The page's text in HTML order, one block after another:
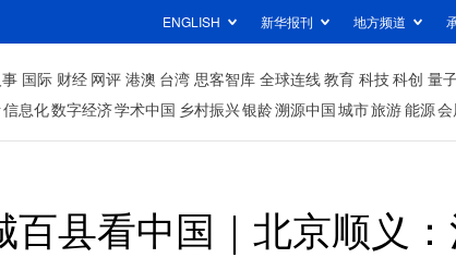
ENGLISH 新华报刊 地方频道
国际 财经 网评 港澳 台湾 思客智库 全球连线教育 科技科创 量
信息化数字经济学术中国 乡村振兴银龄溯源中国城市旅游能源会
百县看中国｜北京顺义